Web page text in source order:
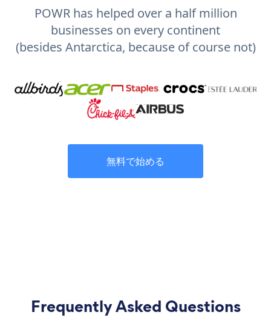
POWR has helped over a half million
businesses on every continent
(besides Antarctica, because of course not)
無料で始める
Frequently Asked Questions